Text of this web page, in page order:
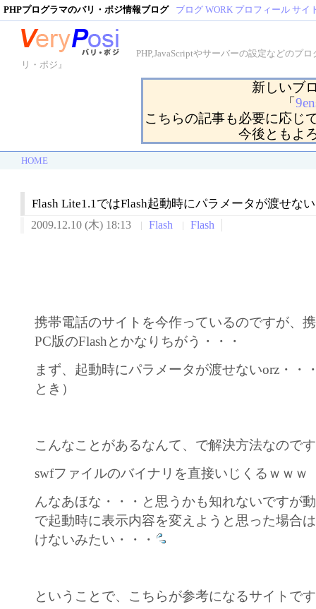
PHPプログラマのバリ・ポジ情報ブログ ブログ WORK プロフィール サイ
PHP,JavaScriptやサーバーの設定などのプ
リ・ポジ』
新しいブ
「
こちらの記事も必要に応じ
今後ともよ
HOME
Flash Lite1.1ではFlash起動時にパラメータが渡せな
2009.12.10 (木) 18:13 Flash Flash
携帯電話のサイトを今作っているのですが、
PC版のFlashとかなりちがう・・・
まず、起動時にパラメータが渡せないorz・・
とき）
こんなことがあるなんて、で解決方法なので
swfファイルのバイナリを直接いじくるｗｗｗ
んなあほな・・・と思うかも知れないですが
で起動時に表示内容を変えようと思った場合
けないみたい・・・
ということで、こちらが参考になるサイトで